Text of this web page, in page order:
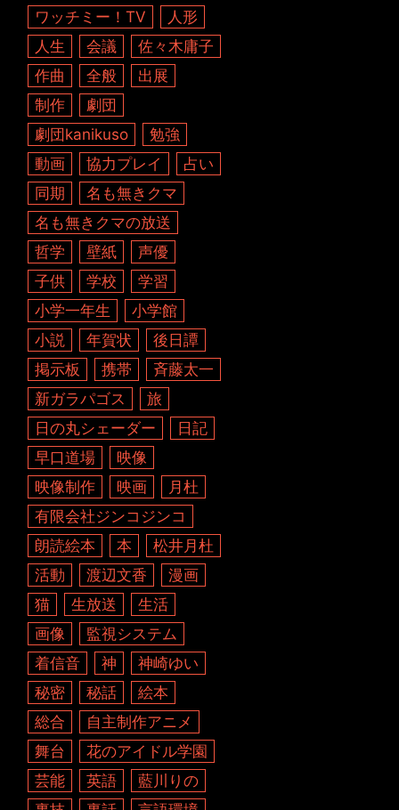
ワッチミー！TV
人形
人生
会議
佐々木庸子
作曲
全般
出展
制作
劇団
劇団kanikuso
勉強
動画
協力プレイ
占い
同期
名も無きクマ
名も無きクマの放送
哲学
壁紙
声優
子供
学校
学習
小学一年生
小学館
小説
年賀状
後日譚
掲示板
携帯
斉藤太一
新ガラパゴス
旅
日の丸シェーダー
日記
早口道場
映像
映像制作
映画
月杜
有限会社ジンコジンコ
朗読絵本
本
松井月杜
活動
渡辺文香
漫画
猫
生放送
生活
画像
監視システム
着信音
神
神崎ゆい
秘密
秘話
絵本
総合
自主制作アニメ
舞台
花のアイドル学園
芸能
英語
藍川りの